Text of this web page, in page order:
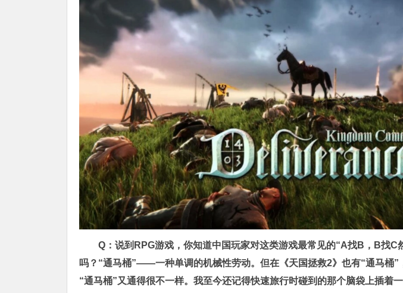
Q：说到RPG游戏，你知道中国玩家对这类游戏最常见的“A找B，B找C
吗？“通马桶”——一种单调的机械性劳动。但在《天国拯救2》也有“通马桶”
“通马桶”又通得很不一样。我至今还记得快速旅行时碰到的那个脑袋上插着